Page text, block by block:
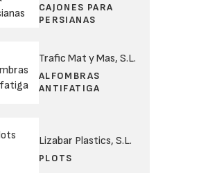
CAJONES PARA
PERSIANAS
Trafic Mat y Mas, S.L.
ALFOMBRAS
ANTIFATIGA
Lizabar Plastics, S.L.
PLOTS